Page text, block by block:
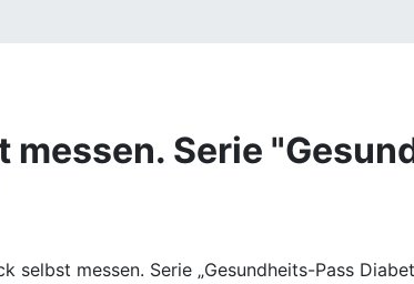
messen. Serie
selbst messen. Serie „Gesundheits-Pass